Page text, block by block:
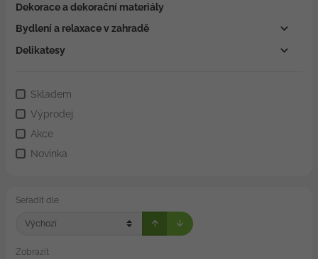
Dekorace a dekorační materiály
Bydlení a relaxace v zahradě
Delikatesy
Skladem
Výprodej
Akce
Novinka
Seřadit dle
Zobrazit